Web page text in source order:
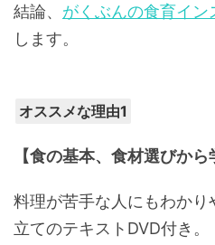
結論、 がくぶんの食育イン
します。
オススメな理由1
【食の基本、食材選びから
料理が苦手な人にもわか
立てのテキストDVD付き。